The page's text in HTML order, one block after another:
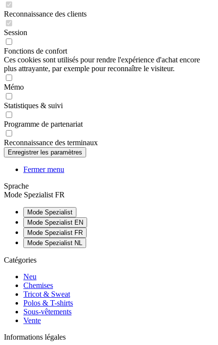
Reconnaissance des clients
Session
Fonctions de confort
Ces cookies sont utilisés pour rendre l'expérience d'achat encore
plus attrayante, par exemple pour reconnaître le visiteur.
Mémo
Statistiques & suivi
Programme de partenariat
Reconnaissance des terminaux
Fermer menu
Sprache
Mode Spezialist FR
Mode Spezialist
Mode Spezialist EN
Mode Spezialist FR
Mode Spezialist NL
Catégories
Neu
Chemises
Tricot & Sweat
Polos & T-shirts
Sous-vêtements
Vente
Informations légales